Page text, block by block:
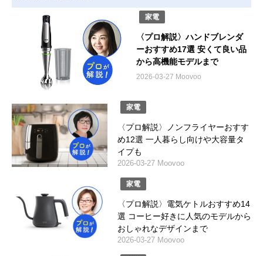
家電
〈プロ解説〉ハンドブレンダ
ーおすすめ17選 安くて良い品
から高機能モデルまで
2026-03-27 Moovoo
家電
〈プロ解説〉ノンフライヤーおすす
め12選 一人暮らし向けや大容量タ
イプも
2026-03-27 Moovoo
家電
〈プロ解説〉電気ケトルおすすめ14
選 コーヒー好きに人気のモデルから
おしゃれなデザインまで
2026-03-27 Moovoo